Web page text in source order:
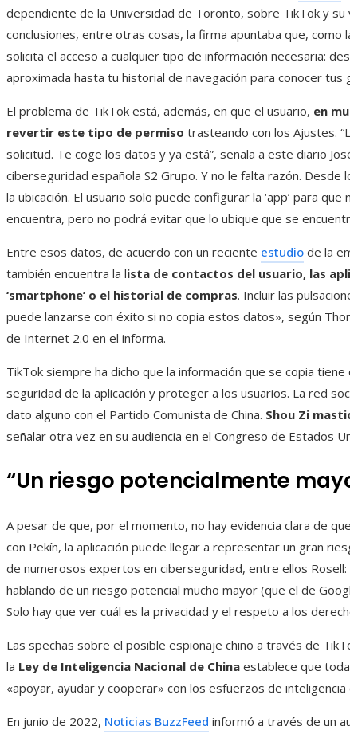
dependiente de la Universidad de Toronto, sobre TikTok y su
conclusiones, entre otras cosas, la firma apuntaba que, como
solicita el acceso a cualquier tipo de información necesaria:
aproximada hasta tu historial de navegación para conocer tus
El problema de TikTok está, además, en que el usuario, en
revertir este tipo de permiso trasteando con los Ajustes.
solicitud. Te coge los datos y ya está”, señala a este diario
ciberseguridad española S2 Grupo. Y no le falta razón.
la ubicación. El usuario solo puede configurar la ‘app’ para
encuentra, pero no podrá evitar que lo ubique que se
Entre esos datos, de acuerdo con un reciente estudio de la
también encuentra la lista de contactos del usuario, las
‘smartphone’ o el historial de compras. Incluir las
puede lanzarse con éxito si no copia estos datos», según
de Internet 2.0 en el informa.
TikTok siempre ha dicho que la información que se copia
seguridad de la aplicación y proteger a los usuarios. La red
dato alguno con el Partido Comunista de China. Shou Zi
señalar otra vez en su audiencia en el Congreso de Estados
“Un riesgo potencialmente
A pesar de que, por el momento, no hay evidencia clara de
con Pekín, la aplicación puede llegar a representar un gran
de numerosos expertos en ciberseguridad, entre ellos
hablando de un riesgo potencial mucho mayor (que el de
Solo hay que ver cuál es la privacidad y el respeto a los
Las spechas sobre el posible espionaje chino a través de
la Ley de Inteligencia Nacional de China establece que
«apoyar, ayudar y cooperar» con los esfuerzos de inteligencia
En junio de 2022, Noticias BuzzFeed informó a través de un